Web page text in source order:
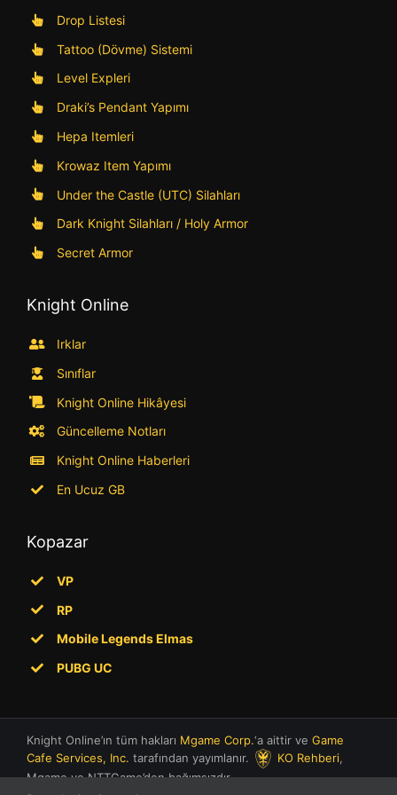
Drop Listesi
Tattoo (Dövme) Sistemi
Level Expleri
Draki’s Pendant Yapımı
Hepa Itemleri
Krowaz Item Yapımı
Under the Castle (UTC) Silahları
Dark Knight Silahları / Holy Armor
Secret Armor
Knight Online
Irklar
Sınıflar
Knight Online Hikâyesi
Güncelleme Notları
Knight Online Haberleri
En Ucuz GB
Kopazar
VP
RP
Mobile Legends Elmas
PUBG UC
Knight Online’ın tüm hakları Mgame Corp.‘a aittir ve Game
Cafe Services, Inc. tarafından yayımlanır. KO Rehberi,
Mgame ve NTTGame’den bağımsızdır.